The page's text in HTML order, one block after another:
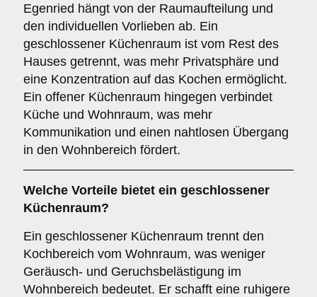
Egenried hängt von der Raumaufteilung und
den individuellen Vorlieben ab. Ein
geschlossener Küchenraum ist vom Rest des
Hauses getrennt, was mehr Privatsphäre und
eine Konzentration auf das Kochen ermöglicht.
Ein offener Küchenraum hingegen verbindet
Küche und Wohnraum, was mehr
Kommunikation und einen nahtlosen Übergang
in den Wohnbereich fördert.
Welche Vorteile bietet ein geschlossener
Küchenraum?
Ein geschlossener Küchenraum trennt den
Kochbereich vom Wohnraum, was weniger
Geräusch- und Geruchsbelästigung im
Wohnbereich bedeutet. Er schafft eine ruhigere